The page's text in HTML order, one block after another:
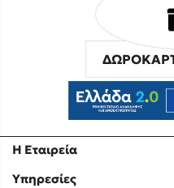
Η Εταιρεία
Υπηρεσίες